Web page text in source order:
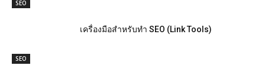
SEO
SEO
เครื่องมือสำหรับทำ SEO (Link Tools)